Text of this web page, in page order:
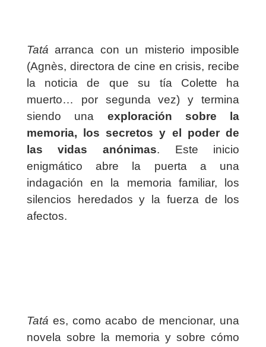
Tatá arranca con un misterio imposible
(Agnès, directora de cine en crisis, recibe
la noticia de que su tía Colette ha
muerto… por segunda vez) y termina
siendo una exploración sobre la
memoria, los secretos y el poder de
las vidas anónimas. Este inicio
enigmático abre la puerta a una
indagación en la memoria familiar, los
silencios heredados y la fuerza de los
afectos.
Tatá es, como acabo de mencionar, una
novela sobre la memoria y sobre cómo